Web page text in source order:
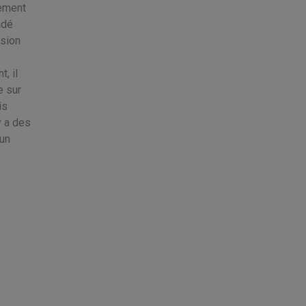
il
sur
a des